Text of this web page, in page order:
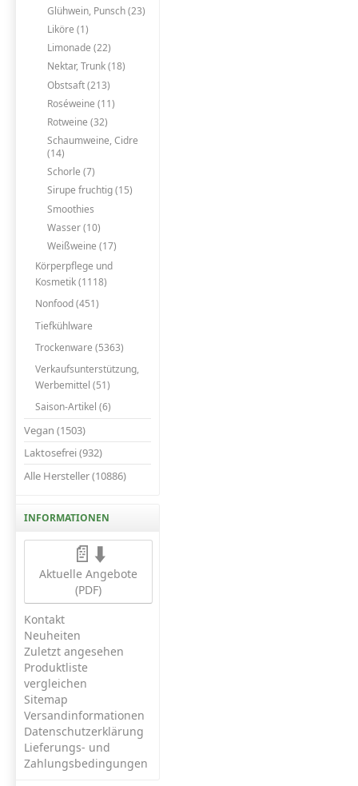
Glühwein, Punsch (23)
Liköre (1)
Limonade (22)
Nektar, Trunk (18)
Obstsaft (213)
Roséweine (11)
Rotweine (32)
Schaumweine, Cidre
(14)
Schorle (7)
Sirupe fruchtig (15)
Smoothies
Wasser (10)
Weißweine (17)
Körperpflege und
Kosmetik (1118)
Nonfood (451)
Tiefkühlware
Trockenware (5363)
Verkaufsunterstützung,
Werbemittel (51)
Saison-Artikel (6)
Vegan (1503)
Laktosefrei (932)
Alle Hersteller (10886)
INFORMATIONEN
📄⬇️
Aktuelle Angebote
(PDF)
Kontakt
Neuheiten
Zuletzt angesehen
Produktliste
vergleichen
Sitemap
Versandinformationen
Datenschutzerklärung
Lieferungs- und
Zahlungsbedingungen